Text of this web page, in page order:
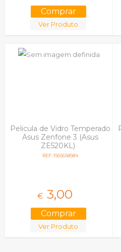
Ver Produto
Pelicula de Vidro Temperado
Asus Zenfone 3 (Asus
ZE520KL)
REF: 1565658584
€ 3,00
Ver Produto